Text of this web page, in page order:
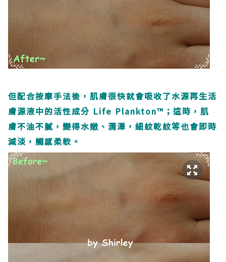
但配合按摩手法後，肌膚很快就會吸收了水源再生活
膚源液中的活性成分 Life Plankton™；這時，肌
膚不油不膩，變得水嫩、潤澤，細紋乾紋等也會即時
減淡，觸感柔軟。